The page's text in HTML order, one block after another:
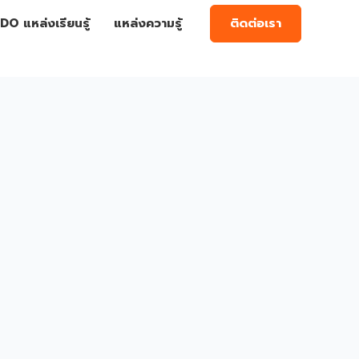
แหล่งเรียนรู้ แหล่งความรู้ ติดต่อเรา